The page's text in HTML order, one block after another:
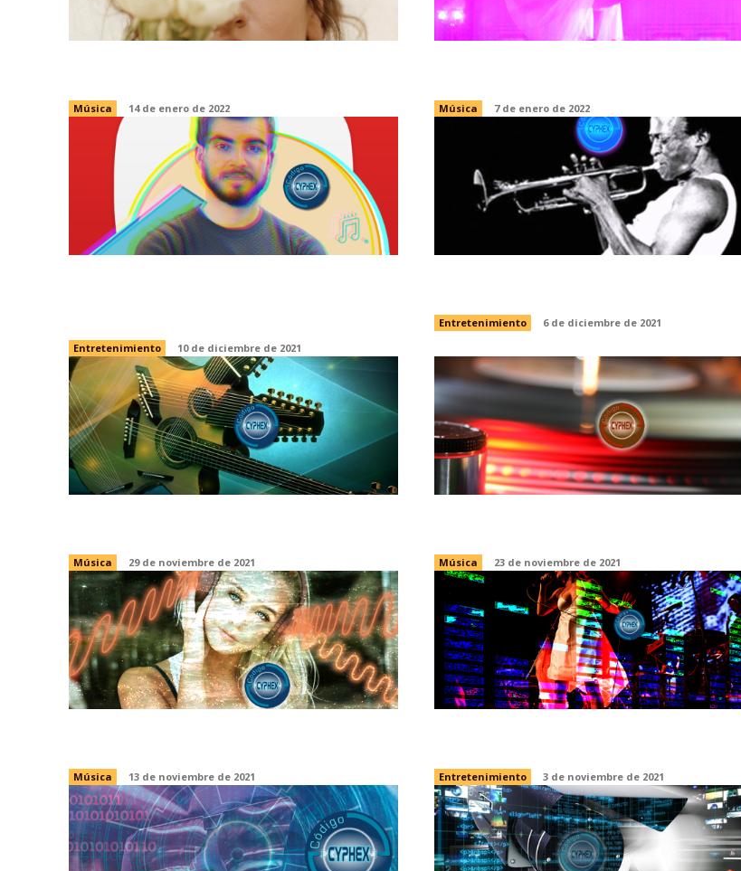
Música 14 de enero de 2022 Música 7 de enero de 2022
Entretenimiento 10 de diciembre de 2021
Entretenimiento 6 de diciembre de 2021
Música 29 de noviembre de 2021 Música 23 de noviembre de 2021
Música 13 de noviembre de 2021 Entretenimiento 3 de noviembre de 2021